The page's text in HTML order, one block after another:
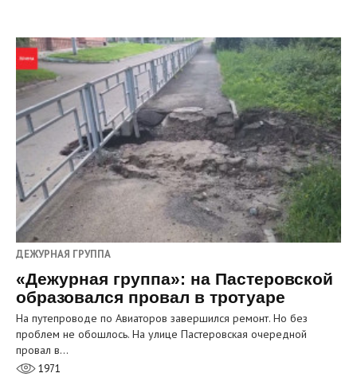
ДЕЖУРНАЯ ГРУППА
«Дежурная группа»: на Пастеровской
образовался провал в тротуаре
На путепроводе по Авиаторов завершился ремонт. Но без
проблем не обошлось. На улице Пастеровская очередной
провал в…
1971